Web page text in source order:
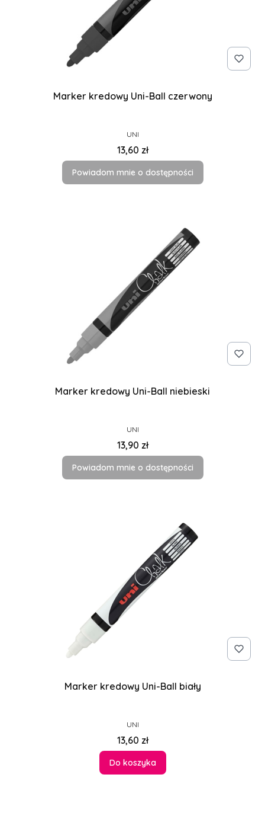
Marker kredowy Uni-Ball czerwony
PRODUCENT
UNI
Cena
13,60 zł
Powiadom mnie o dostępności
Marker kredowy Uni-Ball niebieski
PRODUCENT
UNI
Cena
13,90 zł
Powiadom mnie o dostępności
Marker kredowy Uni-Ball biały
PRODUCENT
UNI
Cena
13,60 zł
Do koszyka